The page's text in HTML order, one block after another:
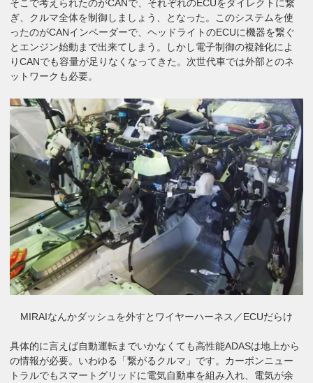
そこで考えられたのがCANで、それぞれのECUをダイレクトに繋
ぎ、クルマ全体を制御しましょう、となった。このシステムを使
ったのがCANインベーダーで、ヘッドライトのECUに機器を繋ぐ
とエンジン始動まで出来てしまう。しかし電子制御の複雑化によ
りCANでも容量が足りなくなってきた。次世代車では外部とのネ
ットワークも必要。
MIRAIなんかダッシュを外すとワイヤーハーネス／ECUだらけ
具体的に言えば自動運転までいかなくても高性能ADASは地上から
の情報が必要。いわゆる「繋がるクルマ」です。カーボンニュー
トラルでもスマートグリッドに電気自動車を組み入れ、電気が余